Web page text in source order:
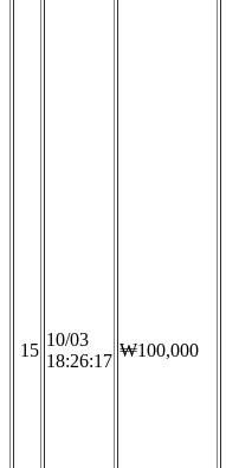
15
10/03
18:26:17
₩100,000